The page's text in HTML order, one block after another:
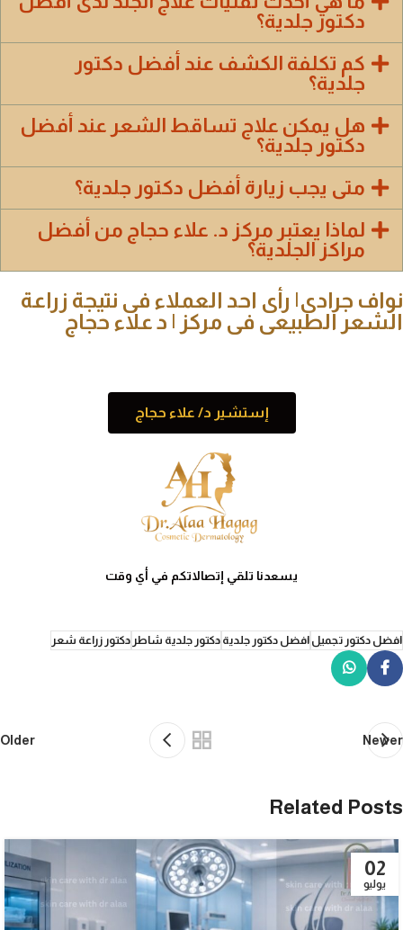
دكتور جلدية؟
كم تكلفة الكشف عند أفضل دكتور
جلدية؟
هل يمكن علاج تساقط الشعر عند أفضل
دكتور جلدية؟
متى يجب زيارة أفضل دكتور جلدية؟
لماذا يعتبر مركز د. علاء حجاج من أفضل
مراكز الجلدية؟
نواف جرادى| رأى احد العملاء فى نتيجة زراعة
الشعر الطبيعى فى مركز | د علاء حجاج
إستشير د/ علاء حجاج
يسعدنا تلقي إتصالاتكم في أي وقت
افضل دكتور تجميل افضل دكتور جلدية دكتور جلدية شاطر دكتور زراعة شعر
Newer
Older
Related Posts
02
يوليو